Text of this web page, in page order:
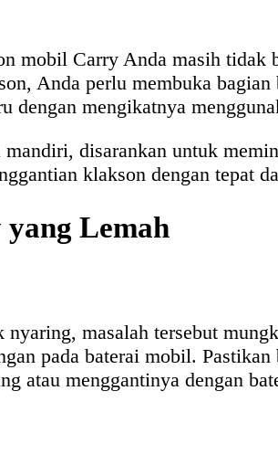
mobil Carry Anda masih
Anda perlu membuka
dengan mengikatnya
disarankan untuk
klakson dengan tepat
Lemah
masalah tersebut
pada baterai mobil.
atau menggantinya dengan